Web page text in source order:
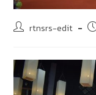
rtnsrs-edit